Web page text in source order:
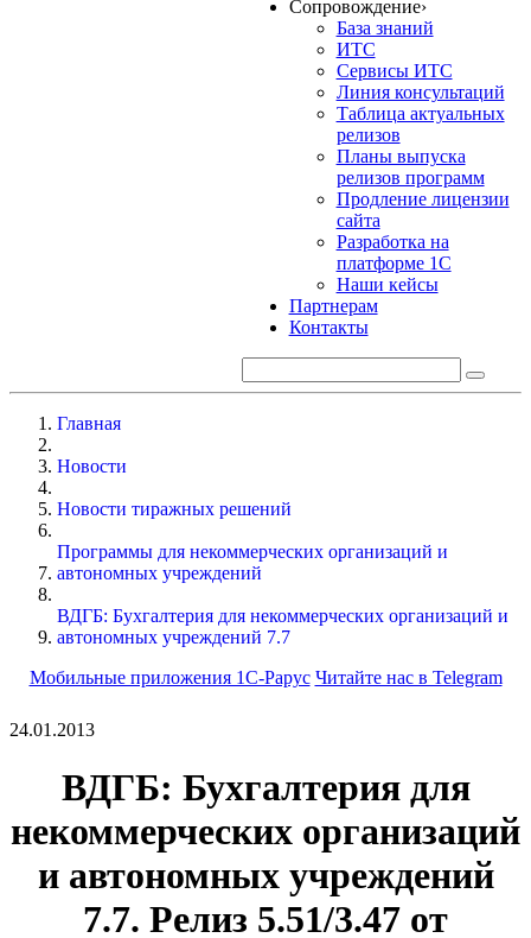
Сопровождение›
База знаний
ИТС
Сервисы ИТС
Линия консультаций
Таблица актуальных
релизов
Планы выпуска
релизов программ
Продление лицензии
сайта
Разработка на
платформе 1С
Наши кейсы
Партнерам
Контакты
Главная
Новости
Новости тиражных решений
Программы для некоммерческих организаций и
автономных учреждений
ВДГБ: Бухгалтерия для некоммерческих организаций и
автономных учреждений 7.7
Мобильные приложения 1С-Рарус Читайте нас в Telegram
24.01.2013
ВДГБ: Бухгалтерия для
некоммерческих организаций
и автономных учреждений
7.7. Релиз 5.51/3.47 от